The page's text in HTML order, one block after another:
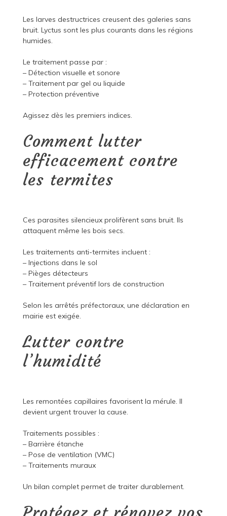
Les larves destructrices creusent des galeries sans
bruit. Lyctus sont les plus courants dans les régions
humides.
Le traitement passe par :
– Détection visuelle et sonore
– Traitement par gel ou liquide
– Protection préventive
Agissez dès les premiers indices.
Comment lutter
efficacement contre
les termites
Ces parasites silencieux prolifèrent sans bruit. Ils
attaquent même les bois secs.
Les traitements anti-termites incluent :
– Injections dans le sol
– Pièges détecteurs
– Traitement préventif lors de construction
Selon les arrêtés préfectoraux, une déclaration en
mairie est exigée.
Lutter contre
l’humidité
Les remontées capillaires favorisent la mérule. Il
devient urgent trouver la cause.
Traitements possibles :
– Barrière étanche
– Pose de ventilation (VMC)
– Traitements muraux
Un bilan complet permet de traiter durablement.